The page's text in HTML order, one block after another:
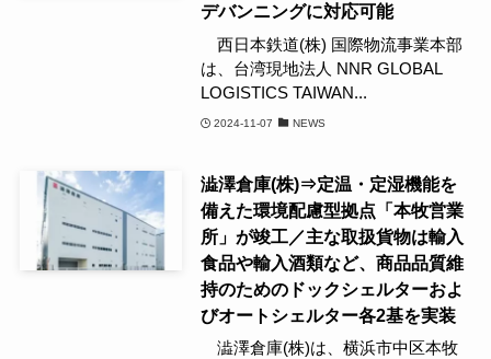
デバンニングに対応可能
西日本鉄道(株) 国際物流事業本部
は、台湾現地法人 NNR GLOBAL
LOGISTICS TAIWAN...
2024-11-07 NEWS
澁澤倉庫(株)⇒定温・定湿機能を
備えた環境配慮型拠点「本牧営業
所」が竣工／主な取扱貨物は輸入
食品や輸入酒類など、商品品質維
持のためのドックシェルターおよ
びオートシェルター各2基を実装
澁澤倉庫(株)は、横浜市中区本牧